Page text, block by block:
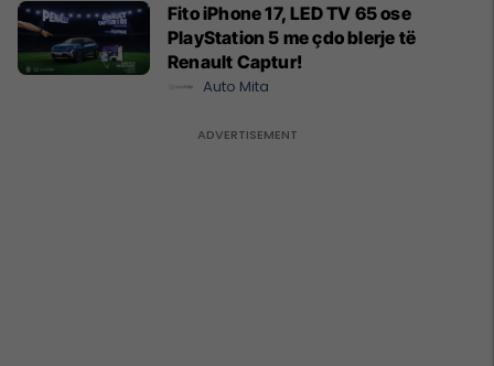
Fito iPhone 17, LED TV 65 ose
PlayStation 5 me çdo blerje të
Renault Captur!
Auto Mita